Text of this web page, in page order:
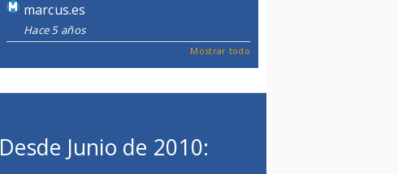
marcus.es
Hace 5 años
Mostrar todo
Desde Junio de 2010: